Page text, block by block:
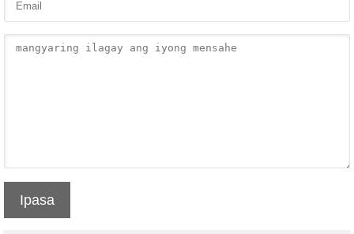
Ipasa